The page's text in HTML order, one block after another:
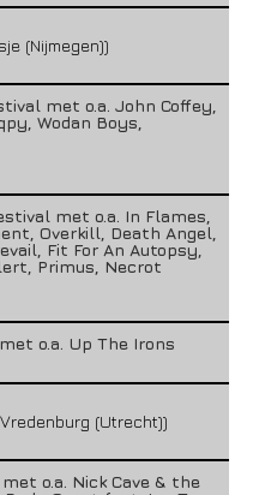
(Nijmegen))
met o.a. John Coffey,
Wodan Boys,
met o.a. In Flames,
Overkill, Death Angel,
Fit For An Autopsy,
Primus, Necrot
o.a. Up The Irons
(Utrecht))
o.a. Nick Cave & the